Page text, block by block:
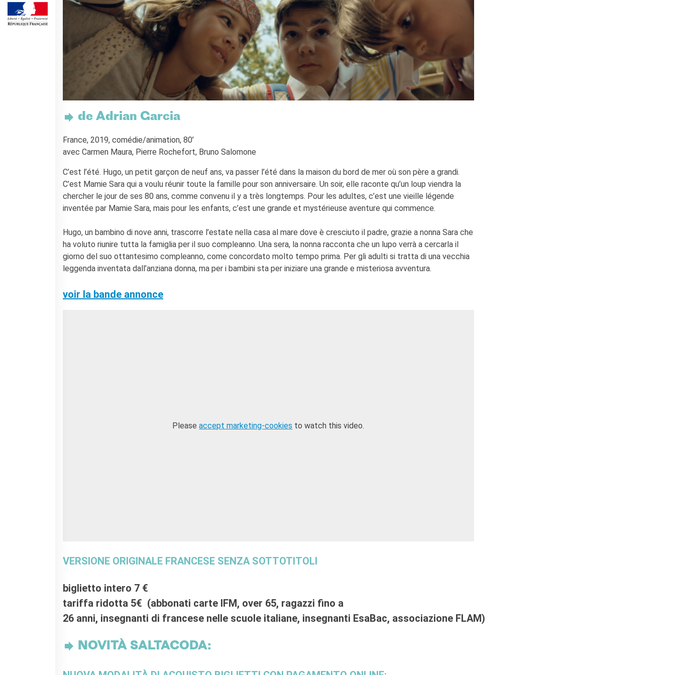
Cours pour les écoles
Cours entreprises
Informazioni utili: Calendario
e CGV
Cours de théâtre
DIPLÔMES ET TESTS
Diplômes DELF DALF
Test de Connaissance du
SERVICES DE
MÉDIATHÈQUE
Culturethèque
CINEMA
ÉCOLE & UNIVERSITÉ
Coopération universitaire
Séjours linguistiques en
Étudier en France
Louer nos espaces
de Adrian Garcia
France, 2019, comédie/animation, 80’
avec Carmen Maura, Pierre Rochefort, Bruno Salomone
C’est l’été. Hugo, un petit garçon de neuf ans, va passer l’été dans la maison du bord de mer où son père a grandi.
C’est Mamie Sara qui a voulu réunir toute la famille pour son anniversaire. Un soir, elle raconte qu’un loup viendra la
chercher le jour de ses 80 ans, comme convenu il y a très longtemps. Pour les adultes, c’est une vieille légende
inventée par Mamie Sara, mais pour les enfants, c’est une grande et mystérieuse aventure qui commence.
Hugo, un bambino di nove anni, trascorre l’estate nella casa al mare dove è cresciuto il padre, grazie a nonna Sara che
ha voluto riunire tutta la famiglia per il suo compleanno. Una sera, la nonna racconta che un lupo verrà a cercarla il
giorno del suo ottantesimo compleanno, come concordato molto tempo prima. Per gli adulti si tratta di una vecchia
leggenda inventata dall’anziana donna, ma per i bambini sta per iniziare una grande e misteriosa avventura.
voir la bande annonce
Pleaseaccept marketing-cookies to watch this video.
VERSIONE ORIGINALE FRANCESE SENZA SOTTOTITOLI
biglietto intero 7 €
tariffa ridotta 5€ (abbonati carte IFM, over 65, ragazzi fino a
26 anni, insegnanti di francese nelle scuole italiane, insegnanti EsaBac, associazione FLAM)
NOVITÀ SALTACODA: